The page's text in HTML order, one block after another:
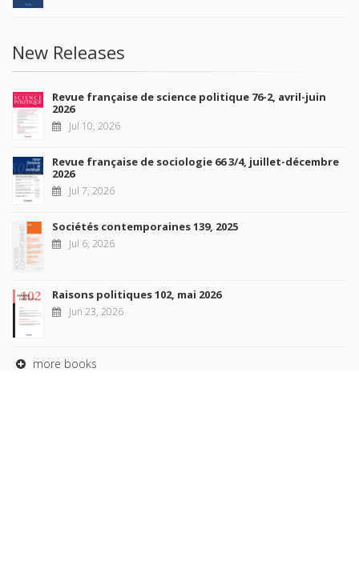
New Releases
Revue française de science politique 76-2, avril-juin
2026
Jul 10, 2026
Revue française de sociologie 66 3/4, juillet-décembre
2026
Jul 7, 2026
Sociétés contemporaines 139, 2025
Jul 6, 2026
Raisons politiques 102, mai 2026
Jun 23, 2026
more books